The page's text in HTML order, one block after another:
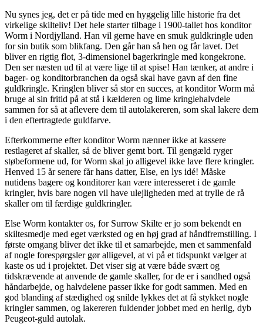
Nu synes jeg, det er på tide med en hyggelig lille historie fra det
virkelige skilteliv! Det hele starter tilbage i 1900-tallet hos konditor
Worm i Nordjylland. Han vil gerne have en smuk guldkringle uden
for sin butik som blikfang. Den går han så hen og får lavet. Det
bliver en rigtig flot, 3-dimensionel bagerkringle med kongekrone.
Den ser næsten ud til at være lige til at spise! Han tænker, at andre i
bager- og konditorbranchen da også skal have gavn af den fine
guldkringle. Kringlen bliver så stor en succes, at konditor Worm må
bruge al sin fritid på at stå i kælderen og lime kringlehalvdele
sammen for så at aflevere dem til autolakereren, som skal lakere dem
i den eftertragtede guldfarve.
Efterkommerne efter konditor Worm nænner ikke at kassere
restlageret af skaller, så de bliver gemt bort. Til gengæld ryger
støbeformene ud, for Worm skal jo alligevel ikke lave flere kringler.
Henved 15 år senere får hans datter, Else, en lys idé! Måske
nutidens bagere og konditorer kan være interesseret i de gamle
kringler, hvis bare nogen vil have ulejligheden med at trylle de rå
skaller om til færdige guldkringler.
Else Worm kontakter os, for Surrow Skilte er jo som bekendt en
skiltesmedje med eget værksted og en høj grad af håndfremstilling. I
første omgang bliver det ikke til et samarbejde, men et sammenfald
af nogle forespørgsler gør alligevel, at vi på et tidspunkt vælger at
kaste os ud i projektet. Det viser sig at være både svært og
tidskrævende at anvende de gamle skaller, for de er i sandhed også
håndarbejde, og halvdelene passer ikke for godt sammen. Med en
god blanding af stædighed og snilde lykkes det at få stykket nogle
kringler sammen, og lakereren fuldender jobbet med en herlig, dyb
Peugeot-guld autolak.